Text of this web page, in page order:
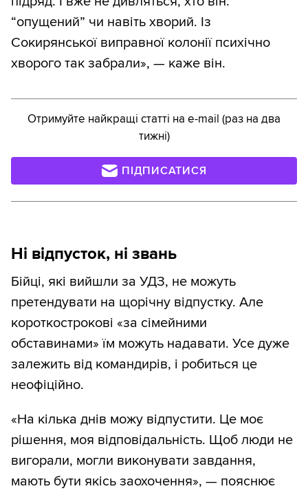
“опущений” чи навіть хворий. Із
Сокирянської виправної колонії психічно
хворого так забрали», — каже він.
Отримуйте найкращі статті на e-mail (раз на два
тижні)
ПІДПИСАТИСЯ
Ні відпусток, ні звань
Бійці, які вийшли за УДЗ, не можуть
претендувати на щорічну відпустку. Але
короткострокові «за сімейними
обставинами» їм можуть надавати. Усе дуже
залежить від командирів, і робиться це
неофіційно.
«На кілька днів можу відпустити. Це моє
рішення, моя відповідальність. Щоб люди не
вигорали, могли виконувати завдання,
мають бути якісь заохочення», — пояснює